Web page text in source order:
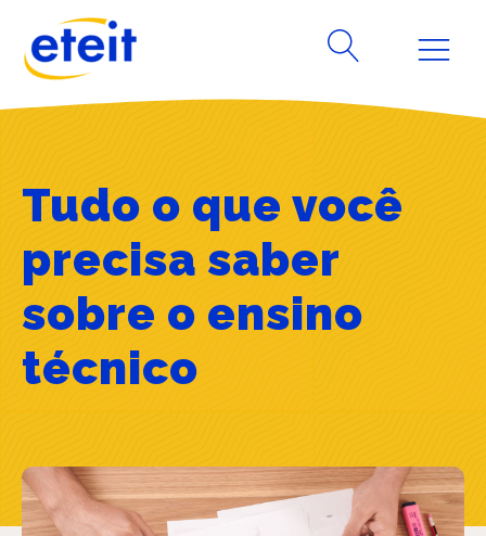
Tudo o que você
precisa saber
sobre o ensino
técnico